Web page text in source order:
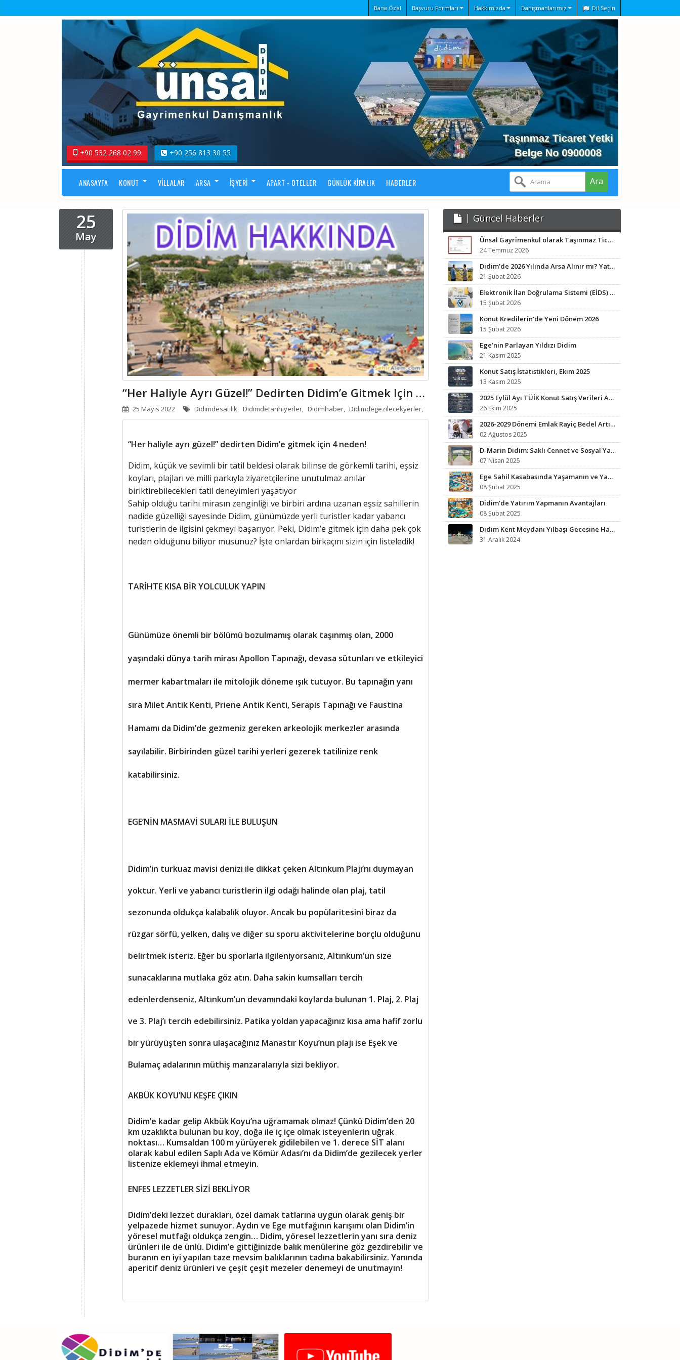
Bana Özel Başvuru Formları Hakkımızda Danışmanlarımız Dil Seçin
+90 532 268 02 99 +90 256 813 30 55
Ara
ANASAYFA KONUT VILLALAR ARSA İŞYERI APART - OTELLER GÜNLÜK KIRALIK HABERLER
25
May
“Her Haliyle Ayrı Güzel!” Dedirten Didim’e Gitmek Için 4 Neden!
25 Mayıs 2022 Didimdesatılık, Didimdetarihiyerler, Didimhaber, Didimdegezilecekyerler,
“Her haliyle ayrı güzel!” dedirten Didim’e gitmek için 4 neden!
Didim, küçük ve sevimli bir tatil beldesi olarak bilinse de görkemli tarihi, eşsiz
koyları, plajları ve milli parkıyla ziyaretçilerine unutulmaz anılar
biriktirebilecekleri tatil deneyimleri yaşatıyor
Sahip olduğu tarihi mirasın zenginliği ve birbiri ardına uzanan eşsiz sahillerin
nadide güzelliği sayesinde Didim, günümüzde yerli turistler kadar yabancı
turistlerin de ilgisini çekmeyi başarıyor. Peki, Didim’e gitmek için daha pek çok
neden olduğunu biliyor musunuz? İşte onlardan birkaçını sizin için listeledik!
TARİHTE KISA BİR YOLCULUK YAPIN
Günümüze önemli bir bölümü bozulmamış olarak taşınmış olan, 2000
yaşındaki dünya tarih mirası Apollon Tapınağı, devasa sütunları ve etkileyici
mermer kabartmaları ile mitolojik döneme ışık tutuyor. Bu tapınağın yanı
sıra Milet Antik Kenti, Priene Antik Kenti, Serapis Tapınağı ve Faustina
Hamamı da Didim’de gezmeniz gereken arkeolojik merkezler arasında
sayılabilir. Birbirinden güzel tarihi yerleri gezerek tatilinize renk
katabilirsiniz.
EGE’NİN MASMAVİ SULARI İLE BULUŞUN
Didim’in turkuaz mavisi denizi ile dikkat çeken Altınkum Plajı’nı duymayan
yoktur. Yerli ve yabancı turistlerin ilgi odağı halinde olan plaj, tatil
sezonunda oldukça kalabalık oluyor. Ancak bu popülaritesini biraz da
rüzgar sörfü, yelken, dalış ve diğer su sporu aktivitelerine borçlu olduğunu
belirtmek isteriz. Eğer bu sporlarla ilgileniyorsanız, Altınkum’un size
sunacaklarına mutlaka göz atın. Daha sakin kumsalları tercih
edenlerdenseniz, Altınkum’un devamındaki koylarda bulunan 1. Plaj, 2. Plaj
ve 3. Plaj’ı tercih edebilirsiniz. Patika yoldan yapacağınız kısa ama hafif zorlu
bir yürüyüşten sonra ulaşacağınız Manastır Koyu’nun plajı ise Eşek ve
Bulamaç adalarının müthiş manzaralarıyla sizi bekliyor.
AKBÜK KOYU’NU KEŞFE ÇIKIN
Didim’e kadar gelip Akbük Koyu’na uğramamak olmaz! Çünkü Didim’den 20
km uzaklıkta bulunan bu koy, doğa ile iç içe olmak isteyenlerin uğrak
noktası… Kumsaldan 100 m yürüyerek gidilebilen ve 1. derece SİT alanı
olarak kabul edilen Saplı Ada ve Kömür Adası’nı da Didim’de gezilecek yerler
listenize eklemeyi ihmal etmeyin.
ENFES LEZZETLER SİZİ BEKLİYOR
Didim’deki lezzet durakları, özel damak tatlarına uygun olarak geniş bir
yelpazede hizmet sunuyor. Aydın ve Ege mutfağının karışımı olan Didim’in
yöresel mutfağı oldukça zengin… Didim, yöresel lezzetlerin yanı sıra deniz
ürünleri ile de ünlü. Didim’e gittiğinizde balık menülerine göz gezdirebilir ve
buranın en iyi yapılan taze mevsim balıklarının tadına bakabilirsiniz. Yanında
aperitif deniz ürünleri ve çeşit çeşit mezeler denemeyi de unutmayın!
Güncel Haberler
Ünsal Gayrimenkul olarak Taşınmaz Ticaret Yetki Belgesi sahibi işletmeyiz.
24 Temmuz 2026
Didim’de 2026 Yılında Arsa Alınır mı? Yatırım Analizi ve Fırsat Bölgeleri
21 Şubat 2026
Elektronik İlan Doğrulama Sistemi (EİDS) ile Yetkili İlan Zorunluluğu Başladı.
15 Şubat 2026
Konut Kredilerin'de Yeni Dönem 2026
15 Şubat 2026
Ege’nin Parlayan Yıldızı Didim
21 Kasım 2025
Konut Satış İstatistikleri, Ekim 2025
13 Kasım 2025
2025 Eylül Ayı TÜİK Konut Satış Verileri Açıklandı
26 Ekim 2025
2026-2029 Dönemi Emlak Rayiç Bedel Artışları: Vergi Yükünüz Artabilir
02 Ağustos 2025
D-Marin Didim: Saklı Cennet ve Sosyal Yaşamın Kalbi
07 Nisan 2025
Ege Sahil Kasabasında Yaşamanın ve Yazlık Almanın Avantajları
08 Şubat 2025
Didim’de Yatırım Yapmanın Avantajları
08 Şubat 2025
Didim Kent Meydanı Yılbaşı Gecesine Hazırlandı
31 Aralık 2024